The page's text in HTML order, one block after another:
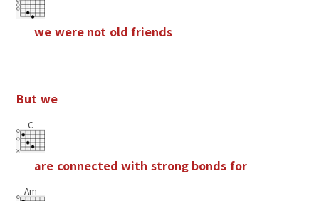
we were not old friends
But we
C
are connected with strong bonds for
Am